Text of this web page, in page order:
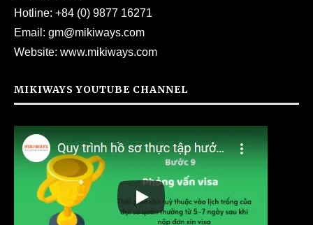
Hotline: +84 (0) 9877 16271
Email: gm@mikiways.com
Website: www.mikiways.com
MIKIWAYS YOUTUBE CHANNEL